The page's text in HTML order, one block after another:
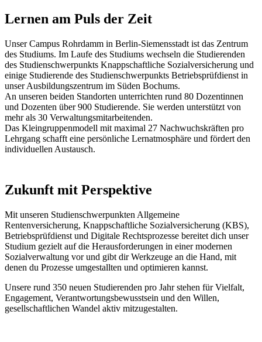
Lernen am Puls der Zeit
Unser Campus Rohrdamm in Berlin-Siemensstadt ist das Zentrum
des Studiums. Im Laufe des Studiums wechseln die Studierenden
des Studienschwerpunkts Knappschaftliche Sozialversicherung und
einige Studierende des Studienschwerpunkts Betriebsprüfdienst in
unser Ausbildungszentrum im Süden Bochums.
An unseren beiden Standorten unterrichten rund 80 Dozentinnen
und Dozenten über 900 Studierende. Sie werden unterstützt von
mehr als 30 Verwaltungsmitarbeitenden.
Das Kleingruppenmodell mit maximal 27 Nachwuchskräften pro
Lehrgang schafft eine persönliche Lernatmosphäre und fördert den
individuellen Austausch.
Zukunft mit Perspektive
Mit unseren Studienschwerpunkten Allgemeine
Rentenversicherung, Knappschaftliche Sozialversicherung (KBS),
Betriebsprüfdienst und Digitale Rechtsprozesse bereitet dich unser
Studium gezielt auf die Herausforderungen in einer modernen
Sozialverwaltung vor und gibt dir Werkzeuge an die Hand, mit
denen du Prozesse umgestallten und optimieren kannst.
Unsere rund 350 neuen Studierenden pro Jahr stehen für Vielfalt,
Engagement, Verantwortungsbewusstsein und den Willen,
gesellschaftlichen Wandel aktiv mitzugestalten.